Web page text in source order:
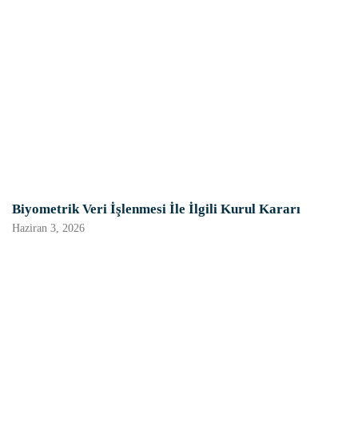
Biyometrik Veri İşlenmesi İle İlgili Kurul Kararı
Haziran 3, 2026